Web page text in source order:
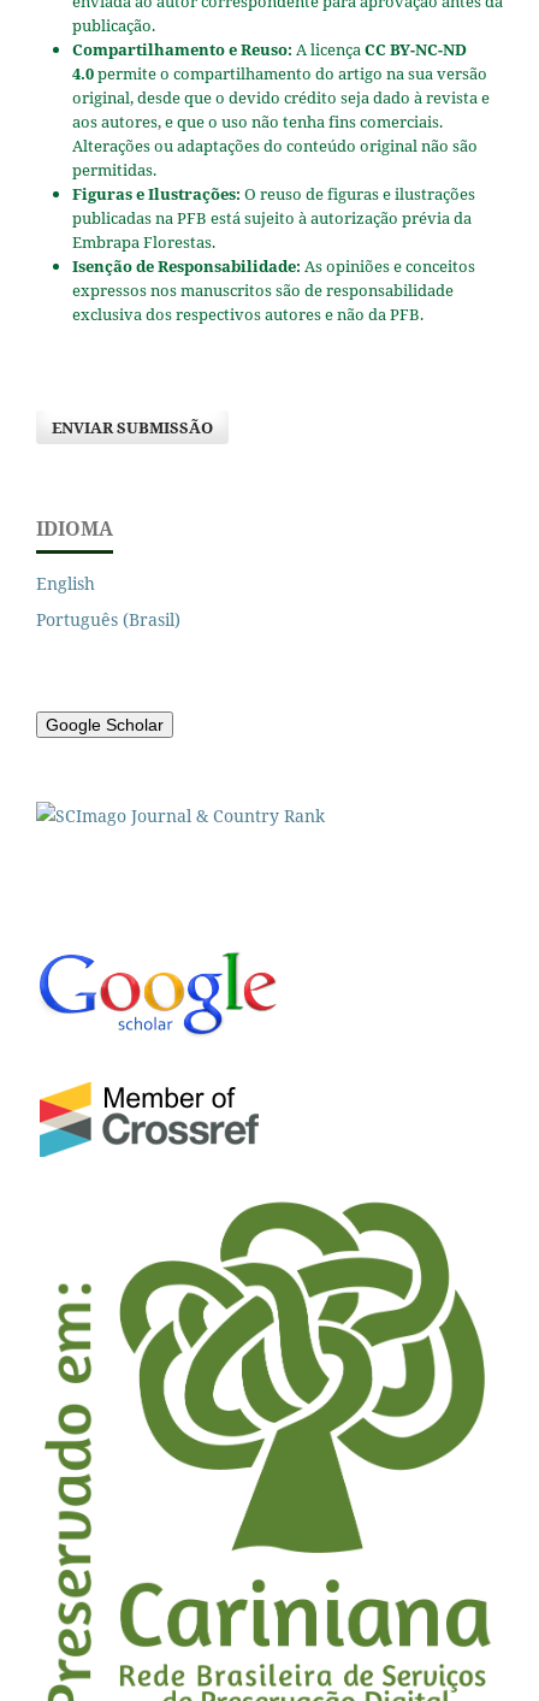
publicação.
Compartilhamento e Reuso: A licençaCC BY-NC-ND
4.0permite o compartilhamento do artigo na sua versão
original, desde que o devido crédito seja dado à revista e
aos autores, e que o uso não tenha fins comerciais.
Alterações ou adaptações do conteúdo original não são
permitidas.
Figuras e Ilustrações: O reuso de figuras e ilustrações
publicadas na PFB está sujeito à autorização prévia da
Embrapa Florestas.
Isenção de Responsabilidade: As opiniões e conceitos
expressos nos manuscritos são de responsabilidade
exclusiva dos respectivos autores e não da PFB.
ENVIAR SUBMISSÃO
IDIOMA
English
Português (Brasil)
Google Scholar